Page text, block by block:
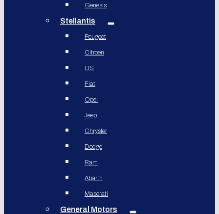
Genesis
Stellantis
Peugeot
Citroen
DS
Fiat
Opel
Jeep
Chrysler
Dodge
Ram
Abarth
Maserati
General Motors